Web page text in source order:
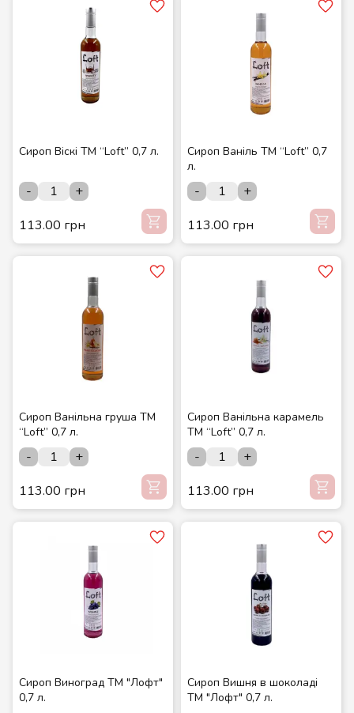
Сироп Віскі ТМ “Loft” 0,7 л.
-
+
113.00 грн
Сироп Ваніль ТМ “Loft” 0,7
л.
-
+
113.00 грн
Сироп Ванільна груша ТМ
“Loft” 0,7 л.
-
+
113.00 грн
Сироп Ванільна карамель
ТМ “Loft” 0,7 л.
-
+
113.00 грн
Сироп Виноград ТМ "Лофт"
0,7 л.
Сироп Вишня в шоколаді
ТМ "Лофт" 0,7 л.